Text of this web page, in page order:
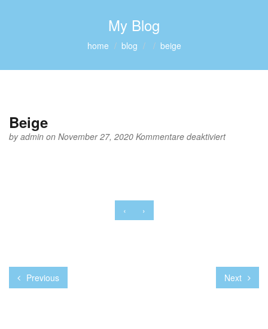
My Blog
home blog beige
Beige
byadmin on November 27, 2020 Kommentare deaktiviertfür
‹ ›
Previous Next